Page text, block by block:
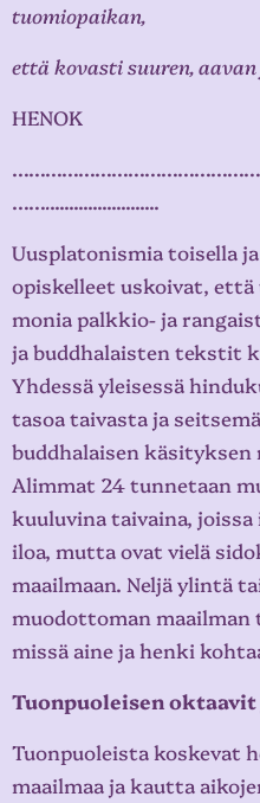
tuomiopaikan,
että kovasti suuren,
HENOK
……........................
Uusplatonismia toisella
opiskelleet uskoivat,
monia palkkio- ja
ja buddhalaisten tekstit
Yhdessä yleisessä
tasoa taivasta ja
buddhalaisen
Alimmat 24 tunnetaan
kuuluvina taivaina,
iloa, mutta ovat vielä
maailmaan. Neljä ylintä
muodottoman maailman
missä aine ja henki
Tuonpuoleisen
Tuonpuoleista koskevat
maailmaa ja kautta